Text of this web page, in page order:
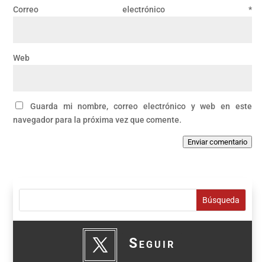
Correo electrónico *
Web
Guarda mi nombre, correo electrónico y web en este
navegador para la próxima vez que comente.
Enviar comentario
Seguir